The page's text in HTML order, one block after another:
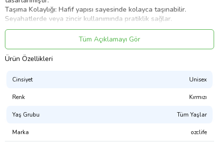
Taşıma Kolaylığı: Hafif yapısı sayesinde kolayca taşınabilir.
Seyahatlerde veya zincir kullanımında pratiklik sağlar.
Hijyenik: Çoğu kol destek yastığı, dış yüzeyi kolayca temizlenebilen
ya da çıkarılabilir kılıfla tasarlanmıştır. Bu, hijyen açısından
önemlidir.
Kol destek yastığı, kullanıcının kol ve omuz bölgesindeki ağrı ve
olabilir.
Boyutları :
18 cm yükseklik
40 cm boy
15 cm en
Ürün Kodu:
Tüm Açıklamayı Gör
Ürün Özellikleri
Cinsiyet Unisex
Renk Kırmızı
Yaş Grubu Tüm Yaşlar
Marka ozclife